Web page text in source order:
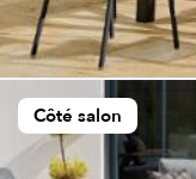
Côté salon